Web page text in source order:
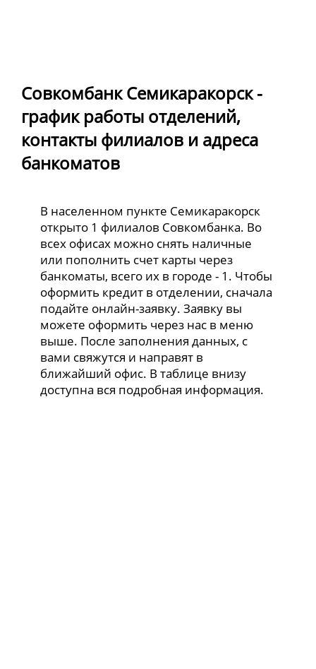
Совкомбанк Семикаракорск -
график работы отделений,
контакты филиалов и адреса
банкоматов
В населенном пункте Семикаракорск
открыто 1 филиалов Совкомбанка. Во
всех офисах можно снять наличные
или пополнить счет карты через
банкоматы, всего их в городе - 1. Чтобы
оформить кредит в отделении, сначала
подайте онлайн-заявку. Заявку вы
можете оформить через нас в меню
выше. После заполнения данных, с
вами свяжутся и направят в
ближайший офис. В таблице внизу
доступна вся подробная информация.